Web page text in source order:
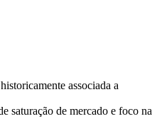
associada a
saturação de mercado e foco na